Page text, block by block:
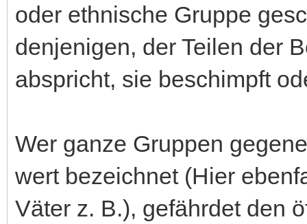
oder ethnische Gruppe
denjenigen, der Teilen der
abspricht, sie beschimpft
Wer ganze Gruppen
wert bezeichnet (Hier
Väter z. B.), gefährdet den